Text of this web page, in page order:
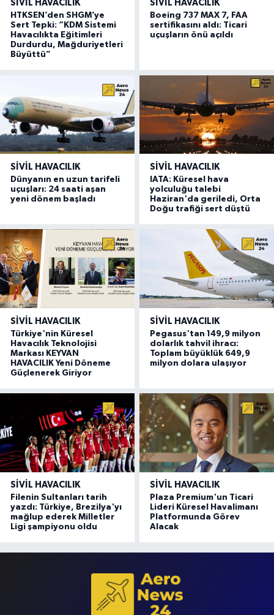
SIVIL HAVACILIK
HTKSEN’den SHGM’ye
Sert Tepki: “KDM Sistemi
Havacılıkta Eğitimleri
Durdurdu, Mağduriyetleri
Büyüttü”
SIVIL HAVACILIK
Boeing 737 MAX 7, FAA
sertifikasını aldı: Ticari
uçuşların önü açıldı
SIVIL HAVACILIK
Dünyanın en uzun tarifeli
uçuşları: 24 saati aşan
yeni dönem başladı
SIVIL HAVACILIK
IATA: Küresel hava
yolculuğu talebi
Haziran'da geriledi, Orta
Doğu trafiği sert düştü
SIVIL HAVACILIK
Türkiye'nin Küresel
Havacılık Teknolojisi
Markası KEYVAN
HAVACILIK Yeni Döneme
Güçlenerek Giriyor
SIVIL HAVACILIK
Pegasus'tan 149,9 milyon
dolarlık tahvil ihracı:
Toplam büyüklük 649,9
milyon dolara ulaşıyor
SIVIL HAVACILIK
Filenin Sultanları tarih
yazdı: Türkiye, Brezilya'yı
mağlup ederek Milletler
Ligi şampiyonu oldu
SIVIL HAVACILIK
Plaza Premium'un Ticari
Lideri Küresel Havalimanı
Platformunda Görev
Alacak